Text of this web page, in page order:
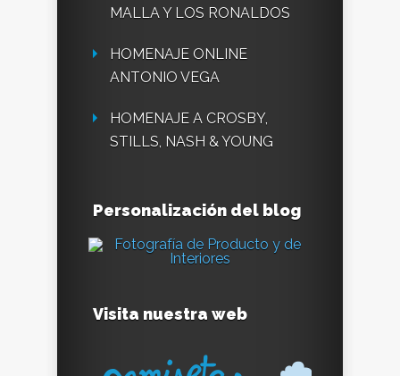
MALLA Y LOS RONALDOS
HOMENAJE ONLINE
ANTONIO VEGA
HOMENAJE A CROSBY,
STILLS, NASH & YOUNG
Personalización del blog
Visita nuestra web